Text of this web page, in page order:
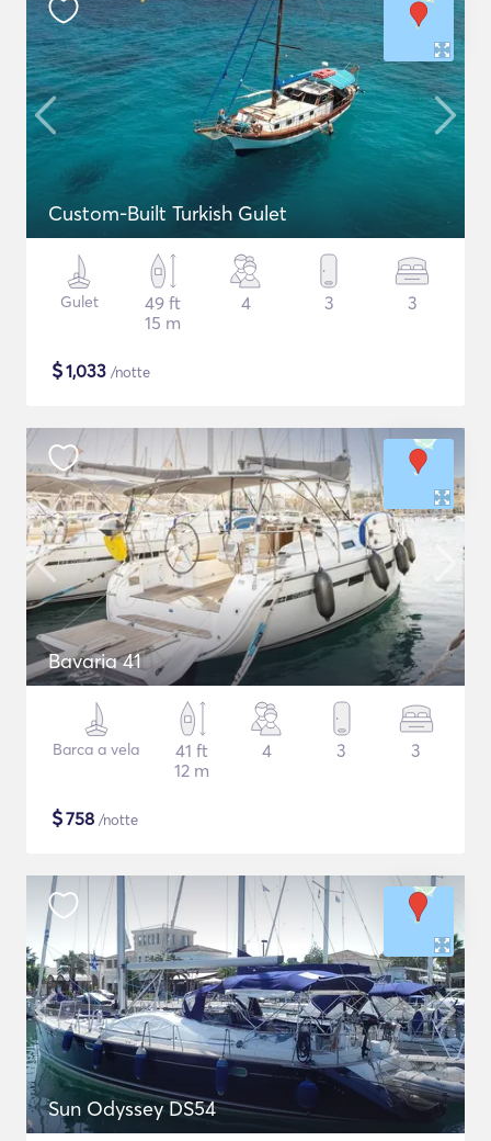
Custom-Built Turkish Gulet
Gulet
49 ft
15 m
4 3 3
$1,033 /notte
Bavaria 41
Barca a vela
41 ft
12 m
4 3 3
$758 /notte
Sun Odyssey DS54